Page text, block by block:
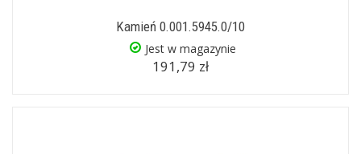
Kamień 0.001.5945.0/10
Jest w magazynie
191,79 zł